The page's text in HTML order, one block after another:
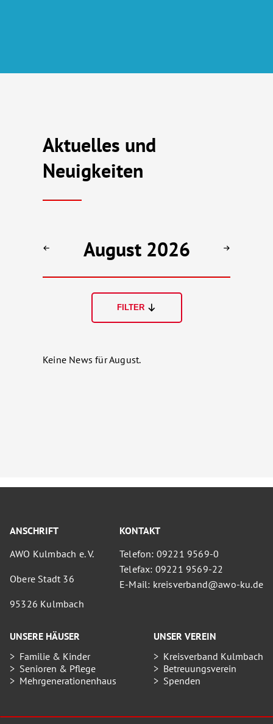
Aktuelles und
Neuigkeiten
August 2026
FILTER
Keine News für August.
ANSCHRIFT
AWO Kulmbach e. V.
Obere Stadt 36
95326 Kulmbach
KONTAKT
Telefon: 09221 9569-0
Telefax: 09221 9569-22
E-Mail: kreisverband@awo-ku.de
UNSERE HÄUSER
Familie & Kinder
Senioren & Pflege
Mehrgenerationenhaus
UNSER VEREIN
Kreisverband Kulmbach
Betreuungsverein
Spenden